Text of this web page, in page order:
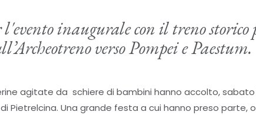
l'evento inaugurale con il treno
verso Pompei e Paestum.
agitate da schiere di bambini hanno accolto,
Pietrelcina. Una grande festa a cui hanno preso parte,